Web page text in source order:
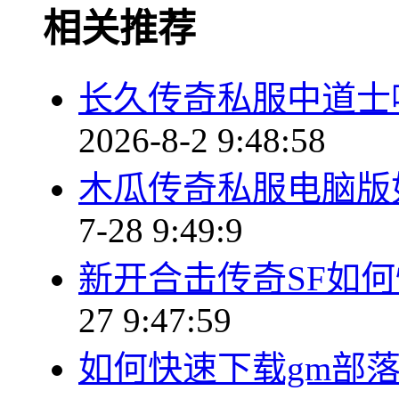
相关推荐
长久传奇私服中道
2026-8-2 9:48:58
木瓜传奇私服电脑
7-28 9:49:9
新开合击传奇SF如
27 9:47:59
如何快速下载gm部